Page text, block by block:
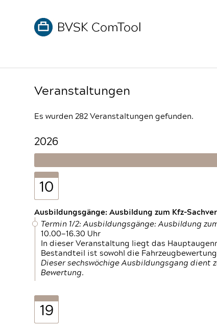
Veranstaltungen
Es wurden 282 Veranstaltungen gefunden.
2026
10
Ausbildungsgänge: Ausbildung zum Kfz-
Termin 1/2: Ausbildungsgänge: Ausbildung
10.00—16.30 Uhr
In dieser Veranstaltung liegt das
Bestandteil ist sowohl die
Dieser sechswöchige Ausbildungsgang dient
Bewertung.
19